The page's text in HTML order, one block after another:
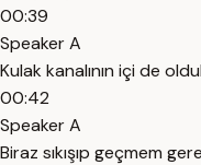
00:39
Speaker A
Kulak kanalının içi de
00:42
Speaker A
Biraz sıkışıp geçmem